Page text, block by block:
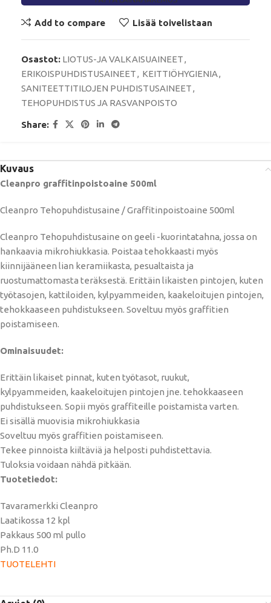
Add to compare Lisää toivelistaan
Osastot: LIOTUS-JA VALKAISUAINEET,
ERIKOISPUHDISTUSAINEET, KEITTIÖHYGIENIA,
SANITEETTITILOJEN PUHDISTUSAINEET,
TEHOPUHDISTUS JA RASVANPOISTO
Share:
Kuvaus
Cleanpro graffitinpoistoaine 500ml
Cleanpro Tehopuhdistusaine / Graffitinpoistoaine 500ml
Cleanpro Tehopuhdistusaine on geeli -kuorintatahna, jossa on
hankaavia mikrohiukkasia. Poistaa tehokkaasti myös
kiinnijääneen lian keramiikasta, pesualtaista ja
ruostumattomasta teräksestä. Erittäin likaisten pintojen, kuten
työtasojen, kattiloiden, kylpyammeiden, kaakeloitujen pintojen,
tehokkaaseen puhdistukseen. Soveltuu myös graffitien
poistamiseen.
Ominaisuudet:
Erittäin likaiset pinnat, kuten työtasot, ruukut,
kylpyammeiden, kaakeloitujen pintojen jne. tehokkaaseen
puhdistukseen. Sopii myös graffiteille poistamista varten.
Ei sisällä muovisia mikrohiukkasia
Soveltuu myös graffitien poistamiseen.
Tekee pinnoista kiiltäviä ja helposti puhdistettavia.
Tuloksia voidaan nähdä pitkään.
Tuotetiedot:
Tavaramerkki Cleanpro
Laatikossa 12 kpl
Pakkaus 500 ml pullo
Ph.D 11.0
TUOTELEHTI